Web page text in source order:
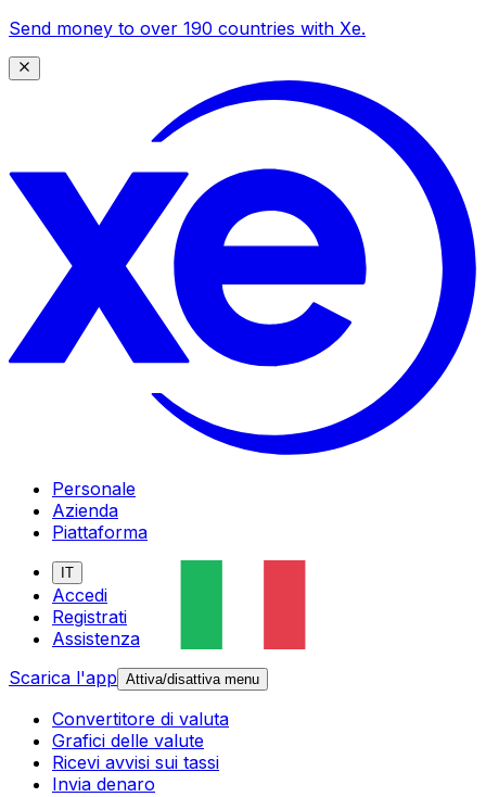
Send money to over 190 countries with Xe.
Personale
Azienda
Piattaforma
IT
Accedi
Registrati
Assistenza
Scarica l'app Attiva/disattiva menu
Convertitore di valuta
Grafici delle valute
Ricevi avvisi sui tassi
Invia denaro